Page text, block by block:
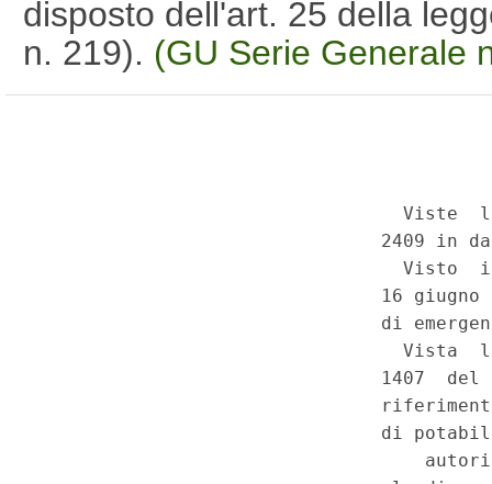
disposto dell'art. 25 della
n. 219). (GU Serie Generale